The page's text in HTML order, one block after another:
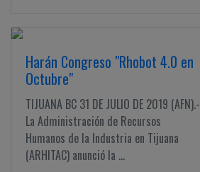
Harán Congreso "Rhobot 4.0 en
Octubre"
TIJUANA BC 31 DE JULIO DE 2019 (AFN).-
La Administración de Recursos
Humanos de la Industria en Tijuana
(ARHITAC) anunció la ...